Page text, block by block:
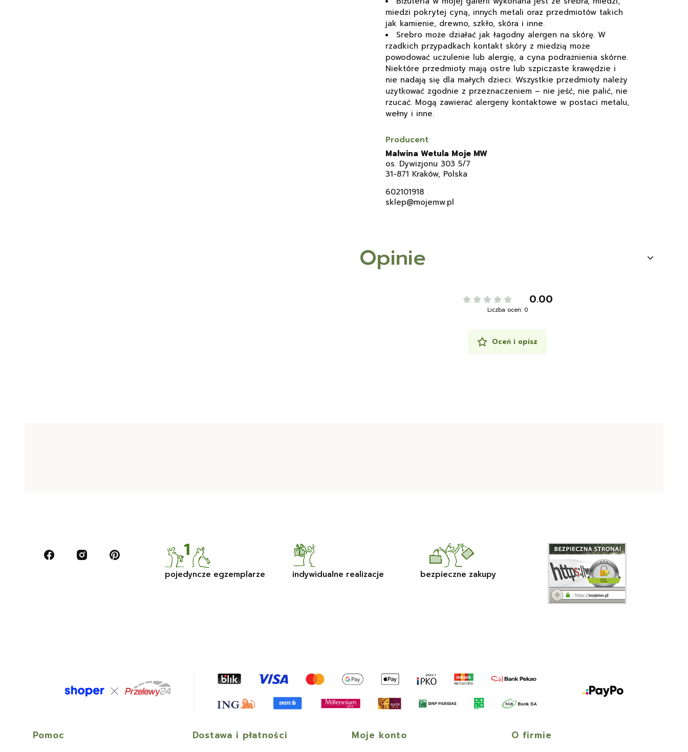
miedzi pokrytej cyną, innych metali oraz przedmiotów takich
jak kamienie, drewno, szkło, skóra i inne.
Srebro może działać jak łagodny alergen na skórę. W
rzadkich przypadkach kontakt skóry z miedzią może
powodować uczulenie lub alergię, a cyna podrażnienia skórne.
Niektóre przedmioty mają ostre lub szpiczaste krawędzie i
nie nadają się dla małych dzieci. Wszystkie przedmioty należy
użytkować zgodnie z przeznaczeniem – nie jeść, nie palić, nie
rzucać. Mogą zawierać alergeny kontaktowe w postaci metalu,
wełny i inne.
Producent
Malwina Wetula Moje MW
os. Dywizjonu 303 5/7
31-871 Kraków, Polska
602101918
sklep@mojemw.pl
Opinie
0.00
Liczba ocen: 0
Oceń i opisz
pojedyncze egzemplarze indywidualne realizacje bezpieczne zakupy
Linki w stopce
Pomoc
Dostawa i płatności
Moje konto
O firmie